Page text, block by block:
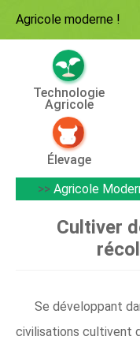
Agricole moderne !
Technologie
Agricole
Élevage
>> Agricole
Cultiver
Se développant
civilisations cultivent